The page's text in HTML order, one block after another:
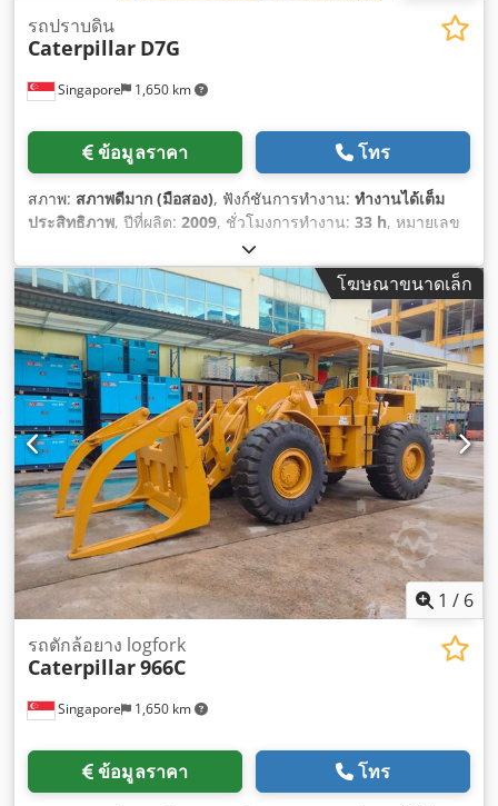
Singapore 1,650 km
รถปราบดิน
Caterpillar D7G
ข้อมูลราคา โทร
สภาพ: สภาพดีมาก (มือสอง), ฟังก์ชันการทำงาน: ทำงานได้เต็ม
ประสิทธิภาพ, ปีที่ผลิต: 2009, ชั่วโมงการทำงาน: 33 h, หมายเลข
CAT00D7GLC7G01263
โฆษณาขนาดเล็ก
1 / 6
Singapore 1,650 km
รถตักล้อยาง logfork
Caterpillar966C
ข้อมูลราคา โทร